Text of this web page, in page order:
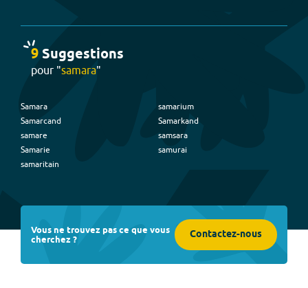
9Suggestions
pour "samara"
Samara
Samarcand
samare
Samarie
samaritain
samarium
Samarkand
samsara
samurai
Vous ne trouvez pas ce que vous
cherchez ? Contactez-nous